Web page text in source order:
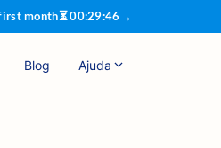
month⏳00:29:46 →
Blog Ajuda